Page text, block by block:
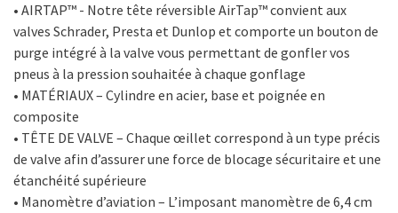
• AIRTAP™ - Notre tête réversible AirTap™ convient aux
valves Schrader, Presta et Dunlop et comporte un bouton de
purge intégré à la valve vous permettant de gonfler vos
pneus à la pression souhaitée à chaque gonflage
• MATÉRIAUX – Cylindre en acier, base et poignée en
composite
• TÊTE DE VALVE – Chaque œillet correspond à un type précis
de valve afin d’assurer une force de blocage sécuritaire et une
étanchéité supérieure
• Manomètre d’aviation – L’imposant manomètre de 6,4 cm